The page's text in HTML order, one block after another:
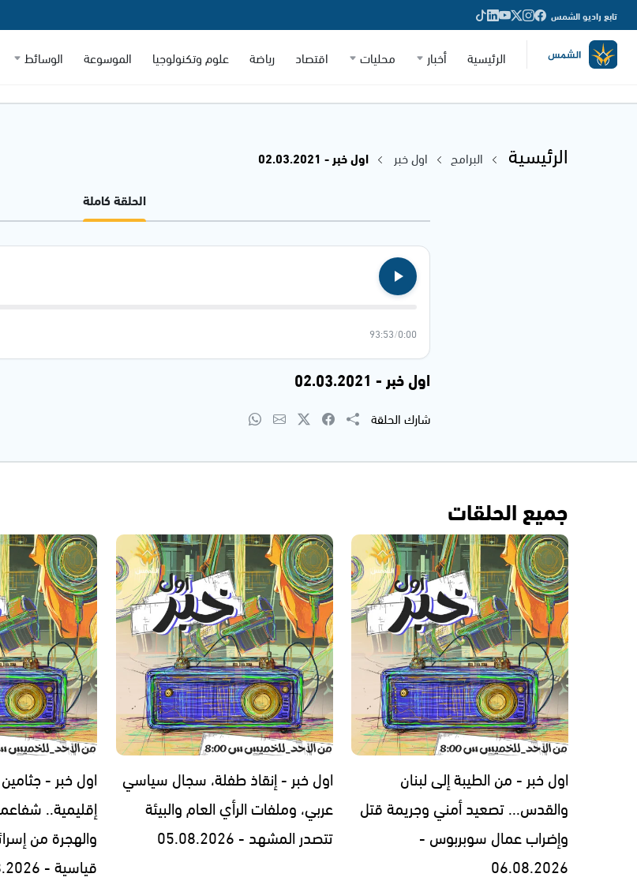
تابع راديو الشمس
الرئيسية أخبار محليات اقتصاد رياضة علوم وتكنولوجيا الموسوعة الوسائط
الرئيسية البرامج اول خبر
اول خبر - 02.03.2021
الحلقة كاملة
0:00
/
93:53
اول خبر - 02.03.2021
شارك الحلقة
جميع الحلقات
اول خبر - من الطيبة إلى لبنان
والقدس... تصعيد أمني وجريمة قتل
وإضراب عمال سوبربوس -
06.08.2026
اول خبر - إنقاذ طفلة، سجال سياسي
عربي، وملفات الرأي العام والبيئة
تتصدر المشهد - 05.08.2026
اول خبر -
إقليمية..
والهجرة من
قياسية - 04.08.2026